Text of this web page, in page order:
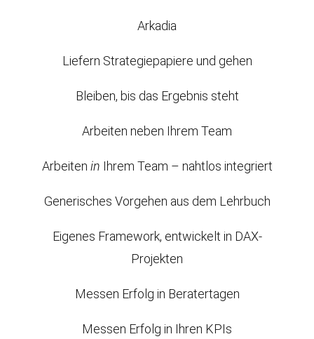
Arkadia
Liefern Strategiepapiere und gehen
Bleiben, bis das Ergebnis steht
Arbeiten neben Ihrem Team
Arbeiten in Ihrem Team – nahtlos integriert
Generisches Vorgehen aus dem Lehrbuch
Eigenes Framework, entwickelt in DAX-
Projekten
Messen Erfolg in Beratertagen
Messen Erfolg in Ihren KPIs